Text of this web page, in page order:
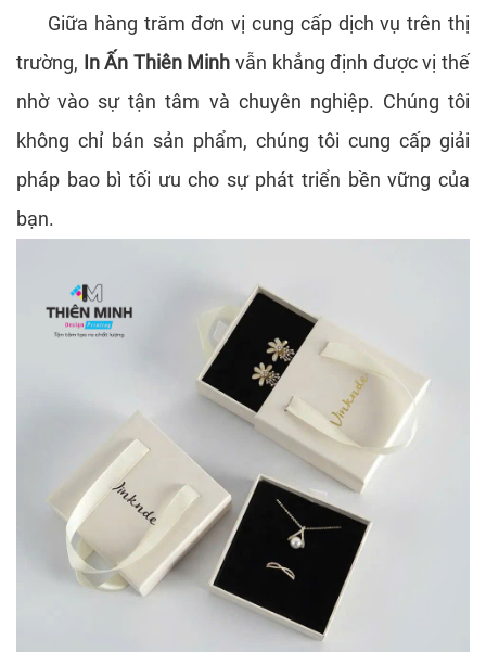
Giữa hàng trăm đơn vị cung cấp dịch vụ trên thị
trường, In Ấn Thiên Minh vẫn khẳng định được vị thế
nhờ vào sự tận tâm và chuyên nghiệp. Chúng tôi
không chỉ bán sản phẩm, chúng tôi cung cấp giải
pháp bao bì tối ưu cho sự phát triển bền vững của
bạn.